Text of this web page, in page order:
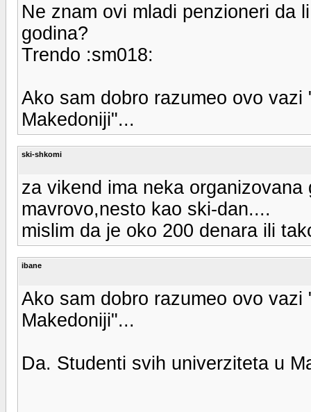
Ne znam ovi mladi penzioneri da
godina?
Trendo :sm018:
Ako sam dobro razumeo ovo
Makedoniji"...
ski-shkomi
za vikend ima neka
mavrovo,nesto kao ski-dan....
mislim da je oko 200 denara ili
ibane
Ako sam dobro razumeo ovo
Makedoniji"...
Da. Studenti svih univerziteta u